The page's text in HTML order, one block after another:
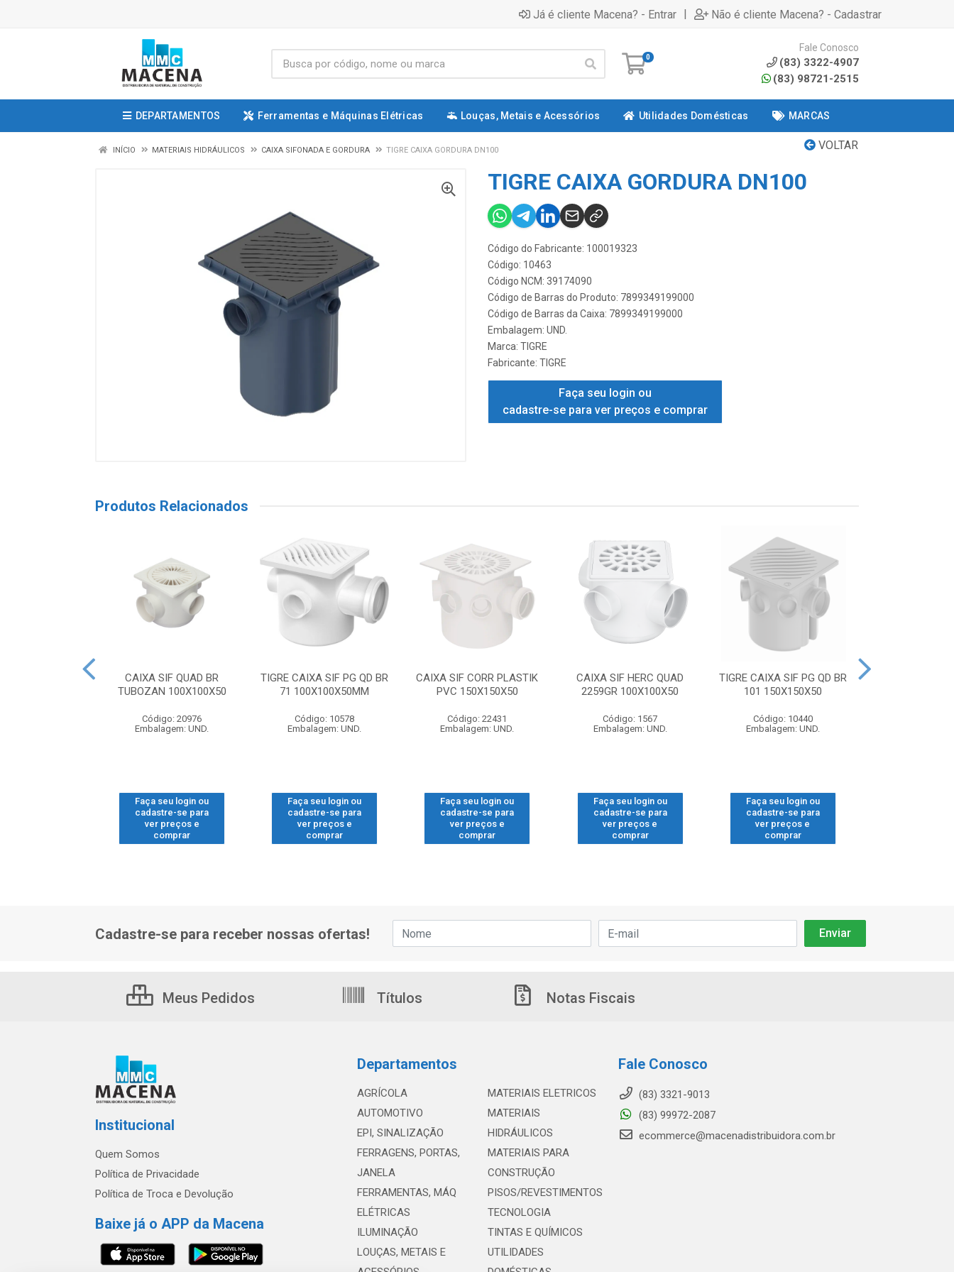
Já é cliente Macena? - Entrar | Não é cliente Macena? - Cadastrar
0
Fale Conosco
(83) 3322-4907
(83) 98721-2515
DEPARTAMENTOS Ferramentas e Máquinas Elétricas Louças, Metais e Acessórios Utilidades Domésticas MARCAS
VOLTAR
INÍCIO MATERIAIS HIDRÁULICOS CAIXA SIFONADA E GORDURA TIGRE CAIXA GORDURA DN100
TIGRE CAIXA GORDURA DN100
Código do Fabricante: 100019323
Código: 10463
Código NCM: 39174090
Código de Barras do Produto: 7899349199000
Código de Barras da Caixa: 7899349199000
Embalagem: UND.
Marca: TIGRE
Fabricante: TIGRE
Faça seu login ou
cadastre-se para ver preços e comprar
Produtos Relacionados
CAIXA SIF QUAD BR
TUBOZAN 100X100X50
Código: 20976
Embalagem: UND.
Faça seu login ou
cadastre-se para
ver preços e
comprar
TIGRE CAIXA SIF PG QD BR
71 100X100X50MM
Código: 10578
Embalagem: UND.
Faça seu login ou
cadastre-se para
ver preços e
comprar
CAIXA SIF CORR PLASTIK
PVC 150X150X50
Código: 22431
Embalagem: UND.
Faça seu login ou
cadastre-se para
ver preços e
comprar
CAIXA SIF HERC QUAD
2259GR 100X100X50
Código: 1567
Embalagem: UND.
Faça seu login ou
cadastre-se para
ver preços e
comprar
TIGRE CAIXA SIF PG QD BR
101 150X150X50
Código: 10440
Embalagem: UND.
Faça seu login ou
cadastre-se para
ver preços e
comprar
Cadastre-se para receber nossas ofertas!
Meus Pedidos Títulos Notas Fiscais
Institucional
Quem Somos
Política de Privacidade
Política de Troca e Devolução
Baixe já o APP da Macena
Departamentos
AGRÍCOLA
AUTOMOTIVO
EPI, SINALIZAÇÃO
FERRAGENS, PORTAS,
JANELA
FERRAMENTAS, MÁQ
ELÉTRICAS
ILUMINAÇÃO
LOUÇAS, METAIS E
MATERIAIS ELETRICOS
MATERIAIS
HIDRÁULICOS
MATERIAIS PARA
CONSTRUÇÃO
PISOS/REVESTIMENTOS
TECNOLOGIA
TINTAS E QUÍMICOS
UTILIDADES
Fale Conosco
(83) 3321-9013
(83) 99972-2087
ecommerce@macenadistribuidora.com.br